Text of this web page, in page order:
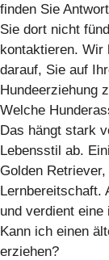
finden Sie
Sie dort nicht
kontaktieren. Wir
darauf, Sie auf
Hundeerziehung
Welche
Das hängt stark
Lebensstil ab.
Golden
Lernbereitschaft.
und verdient eine
Kann ich einen
erziehen?